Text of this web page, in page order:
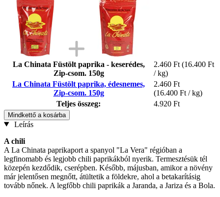
La Chinata Füstölt paprika - keserédes,
Zip-csom. 150g
2.460 Ft (16.400 Ft
/ kg)
La Chinata Füstölt paprika, édesnemes,
Zip-csom. 150g
2.460 Ft
(16.400 Ft / kg)
Teljes összeg:
4.920 Ft
Mindkettő a kosárba
Leírás
A chili
A La Chinata paprikaport a spanyol "La Vera" régióban a
legfinomabb és legjobb chili paprikákból nyerik. Termesztésük tél
közepén kezdődik, cserépben. Később, májusban, amikor a növény
már jelentősen megnőtt, átültetik a földekre, ahol a betakarításig
tovább nőnek. A legfőbb chili paprikák a Jaranda, a Jariza és a Bola.